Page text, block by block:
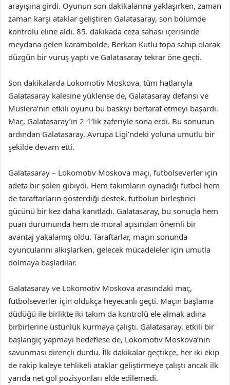
arayışına girdi. Oyunun son dakikalarına yaklaşırken, zaman
zaman karşı ataklar geliştiren Galatasaray, son bölümde
kontrolü eline aldı. 85. dakikada ceza sahası içerisinde
meydana gelen karambolde, Berkan Kutlu topa sahip olarak
düzgün bir vuruş yaptı ve Galatasaray tekrar öne geçti.
Son dakikalarda Lokomotiv Moskova, tüm hatlarıyla
Galatasaray kalesine yüklense de, Galatasaray defansı ve
Muslera’nın etkili oyunu bu baskıyı bertaraf etmeyi başardı.
Maç, Galatasaray’ın 2-1’lik zaferiyle sona erdi. Bu sonucun
ardından Galatasaray, Avrupa Ligi’ndeki yoluna umutlu bir
şekilde devam etti.
Galatasaray – Lokomotiv Moskova maçı, futbolseverler için
adeta bir şölen gibiydi. Hem takımların oynadığı futbol hem
de taraftarların gösterdiği destek, futbolun birleştirici
gücünü bir kez daha kanıtladı. Galatasaray, bu sonuçla hem
puan durumunda hem de moral açısından önemli bir
avantaj yakalamış oldu. Taraftarlar, maçın sonunda
oyuncularını alkışlarken, gelecek mücadeleler için umutla
dolmaya başladılar.
Galatasaray ve Lokomotiv Moskova arasındaki maç,
futbolseverler için oldukça heyecanlı geçti. Maçın başlama
düdüğü ile birlikte iki takım da kontrolü ele almak adına
birbirlerine üstünlük kurmaya çalıştı. Galatasaray, etkili bir
başlangıç yapmayı hedeflese de, Lokomotiv Moskova’nın
savunması dirençli durdu. İlk dakikalar geçtikçe, her iki ekip
de rakip kaleye tehlikeli ataklar geliştirmeye çalıştı ancak ilk
yarıda net gol pozisyonları elde edilemedi.